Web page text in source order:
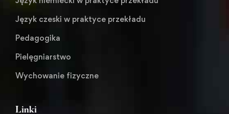
Język czeski w praktyce przekładu
Pedagogika
Pielęgniarstwo
Wychowanie fizyczne
Linki